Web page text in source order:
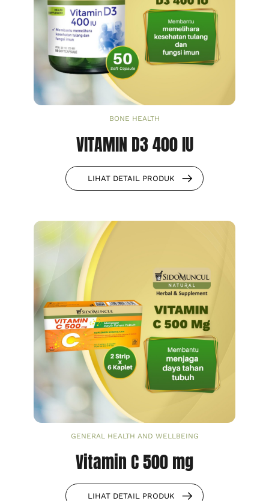
BONE HEALTH
VITAMIN D3 400 IU
LIHAT DETAIL PRODUK
GENERAL HEALTH AND WELLBEING
Vitamin C 500 mg
LIHAT DETAIL PRODUK